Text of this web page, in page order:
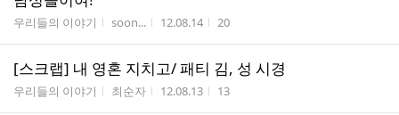
게시판명
우리들의 이야기 작성자
soon... 작성시간
12.08.14 조회수
20
[스크랩] 내 영혼 지치고/ 패티 김, 성 시경
게시판명
우리들의 이야기 작성자
최순자 작성시간
12.08.13 조회수
13